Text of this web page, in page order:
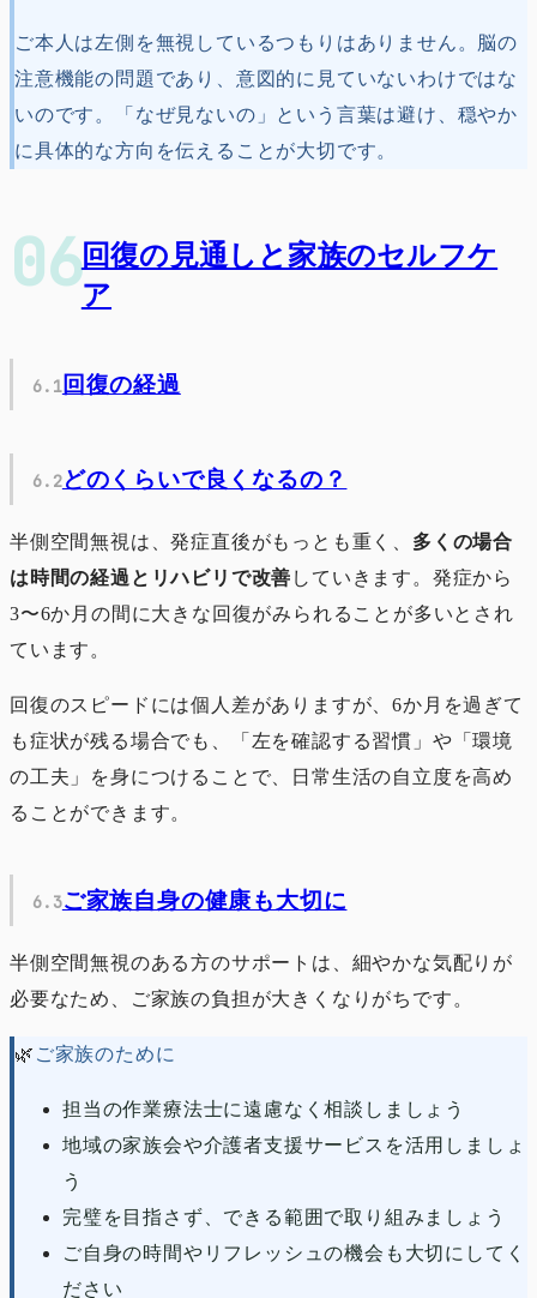
ご本人は左側を無視しているつもりはありません。脳の
注意機能の問題であり、意図的に見ていないわけではな
いのです。「なぜ見ないの」という言葉は避け、穏やか
に具体的な方向を伝えることが大切です。
回復の見通しと家族のセルフケ
ア
回復の経過
どのくらいで良くなるの？
半側空間無視は、発症直後がもっとも重く、 多くの場合
は時間の経過とリハビリで改善 していきます。発症から
3〜6か月の間に大きな回復がみられることが多いとされ
ています。
回復のスピードには個人差がありますが、6か月を過ぎて
も症状が残る場合でも、「左を確認する習慣」や「環境
の工夫」を身につけることで、日常生活の自立度を高め
ることができます。
ご家族自身の健康も大切に
半側空間無視のある方のサポートは、細やかな気配りが
必要なため、ご家族の負担が大きくなりがちです。
🌿 ご家族のために
担当の作業療法士に遠慮なく相談しましょう
地域の家族会や介護者支援サービスを活用しましょ
う
完璧を目指さず、できる範囲で取り組みましょう
ご自身の時間やリフレッシュの機会も大切にしてく
ださい